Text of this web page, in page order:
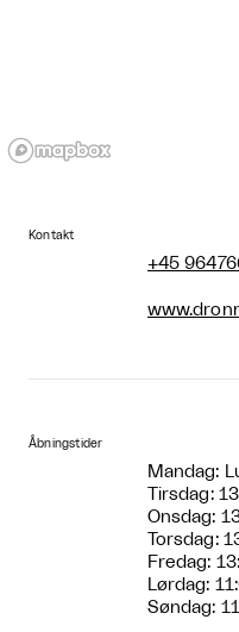
Kontakt
+45
Åbningstider
Mandag:
Tirsdag:
Onsdag:
Torsdag:
Fredag:
Lørdag:
Søndag: